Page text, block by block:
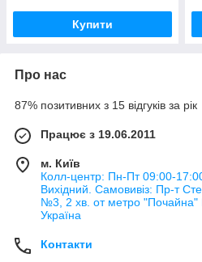
Купити
Про нас
87% позитивних з 15 відгуків за рік
Працює з 19.06.2011
м. Київ
Колл-центр: Пн-Пт 09:00-
Вихідний. Самовивіз: Пр-т
№3, 2 хв. от метро "Почайна"
Україна
Контакти